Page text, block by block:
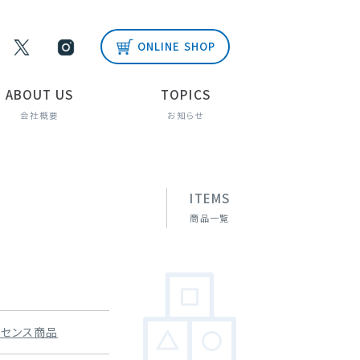
ONLINE SHOP
ABOUT US
会社概要
TOPICS
お知らせ
ITEMS
商品一覧
ンス商品